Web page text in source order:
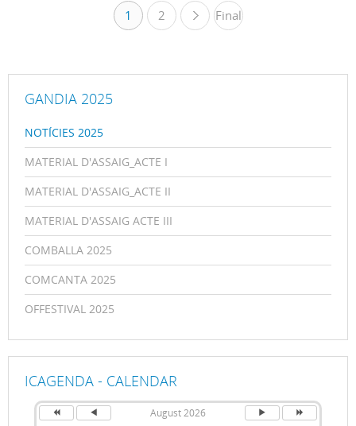
1 2 »
Final
GANDIA 2025
NOTÍCIES 2025
MATERIAL D'ASSAIG_ACTE I
MATERIAL D'ASSAIG_ACTE II
MATERIAL D'ASSAIG ACTE III
COMBALLA 2025
COMCANTA 2025
OFFESTIVAL 2025
ICAGENDA - CALENDAR
August 2026